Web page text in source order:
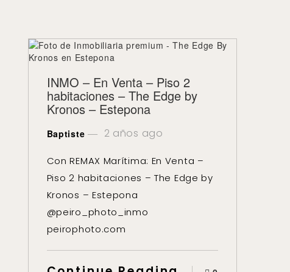
INMO – En Venta – Piso 2
habitaciones – The Edge by
Kronos – Estepona
Baptiste 2 años ago
Con REMAX Marítima: En Venta –
Piso 2 habitaciones – The Edge by
Kronos – Estepona
@peiro_photo_inmo
peirophoto.com